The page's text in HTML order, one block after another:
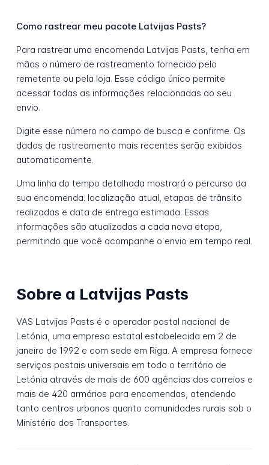
Como rastrear meu pacote Latvijas Pasts?
Para rastrear uma encomenda Latvijas Pasts, tenha em
mãos o número de rastreamento fornecido pelo
remetente ou pela loja. Esse código único permite
acessar todas as informações relacionadas ao seu
envio.
Digite esse número no campo de busca e confirme. Os
dados de rastreamento mais recentes serão exibidos
automaticamente.
Uma linha do tempo detalhada mostrará o percurso da
sua encomenda: localização atual, etapas de trânsito
realizadas e data de entrega estimada. Essas
informações são atualizadas a cada nova etapa,
permitindo que você acompanhe o envio em tempo real.
Sobre a Latvijas Pasts
VAS Latvijas Pasts é o operador postal nacional de
Letónia, uma empresa estatal estabelecida em 2 de
janeiro de 1992 e com sede em Riga. A empresa fornece
serviços postais universais em todo o território de
Letónia através de mais de 600 agências dos correios e
mais de 420 armários para encomendas, atendendo
tanto centros urbanos quanto comunidades rurais sob o
Ministério dos Transportes.